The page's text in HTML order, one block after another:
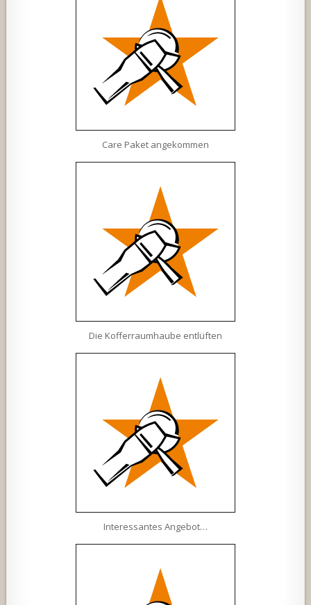
Care Paket angekommen
Die Kofferraumhaube entlüften
Interessantes Angebot…